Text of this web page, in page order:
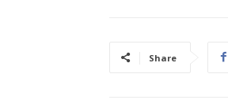
Share